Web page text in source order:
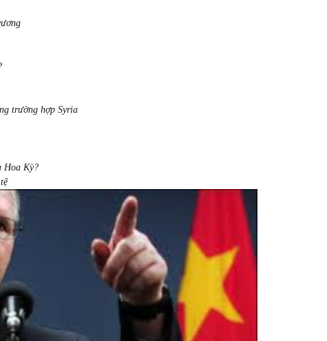
trường hợp Syria
Hoa Kỳ?